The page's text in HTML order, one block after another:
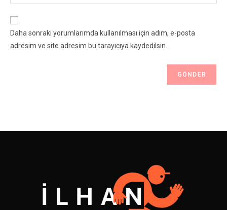
Daha sonraki yorumlarımda kullanılması için adım, e-posta
adresim ve site adresim bu tarayıcıya kaydedilsin.